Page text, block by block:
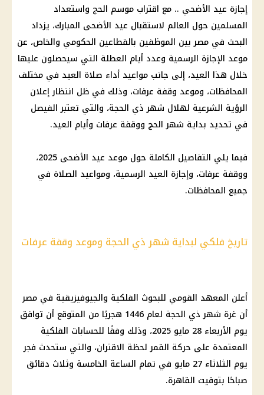
إجازة عيد الأضحي .. مع اقتراب موسم الحج واستعداد
المسلمين حول العالم لاستقبال عيد الأضحى المبارك، يزداد
البحث في مصر بين الموظفين بالقطاعين الحكومي والخاص، عن
موعد الإجازة الرسمية وعدد أيام العطلة التي سيحصلون عليها
خلال هذا العيد، إلى جانب مواعيد أداء صلاة العيد في مختلف
المحافظات، وموعد وقفة عرفات، وذلك في ظل انتظار إعلان
الرؤية الشرعية لهلال شهر ذي الحجة، والتي تعتبر الفيصل
في تحديد بداية شهر الحج ووقفة عرفات وأيام العيد.
فيما يلي التفاصيل الكاملة حول موعد عيد الأضحى 2025
،
ووقفة عرفات، وإجازة العيد الرسمية، ومواعيد الصلاة في
جميع المحافظات.
تاريخ فلكي لبداية شهر ذي الحجة وموعد وقفة عرفات
أعلن المعهد القومي للبحوث الفلكية والجيوفيزيقية في مصر
أن غرة شهر ذي الحجة لعام 1446 هجريًا من المتوقع أن توافق
يوم الأربعاء 28
مايو 2025
، وذلك وفقًا للحسابات الفلكية
المعتمدة على حركة القمر لحظة الاقتران، والتي ستحدث فجر
يوم الثلاثاء 27 مايو في تمام الساعة الخامسة وثلاث دقائق
صباحًا بتوقيت القاهرة.